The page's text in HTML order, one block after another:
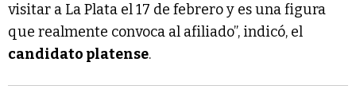
visitar a La Plata el 17 de febrero y es una figura
que realmente convoca al afiliado”, indicó, el
candidato platense.